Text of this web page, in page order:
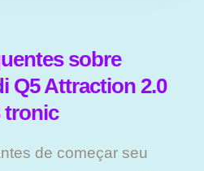
sobre
Q5 Attraction 2.0
tronic
de começar seu